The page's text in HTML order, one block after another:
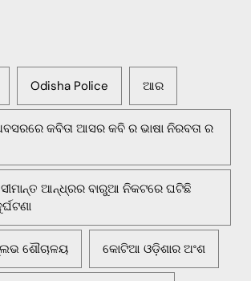
Odisha Police ଆର
କବିତା ଆସର କବି ର ଭାଷା ନିରବତା ର
ଆନ୍ଧ୍ରର ବାରୁଆ ନିକଟରେ ଘଟିଛି
ଶୌଚାଳୟ କୋଟିଆ ଓଡ଼ିଶାର ଅଂଶ